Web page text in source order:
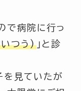
で病院に行っ
つう)」 と診
を見ていたが